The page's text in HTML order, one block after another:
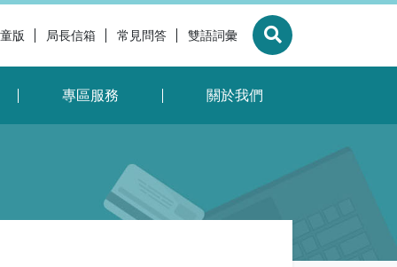
版 局長信箱 常見問答 雙語詞彙
展開搜尋
專區服務 關於我們